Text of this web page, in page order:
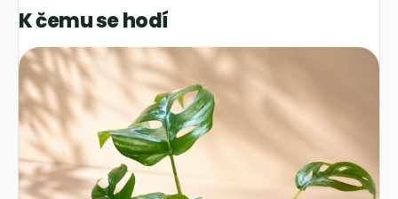
K čemu se hodí